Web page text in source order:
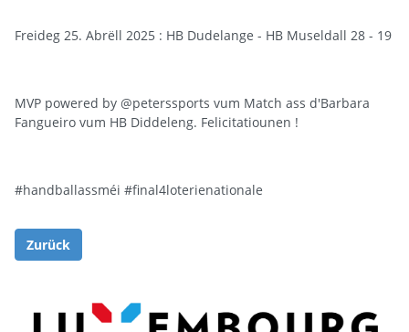
Freideg 25. Abrëll 2025 : HB Dudelange - HB Museldall 28 - 19
MVP powered by @peterssports vum Match ass d'Barbara
Fangueiro vum HB Diddeleng. Felicitatiounen !
#handballassméi #final4loterienationale
Zurück